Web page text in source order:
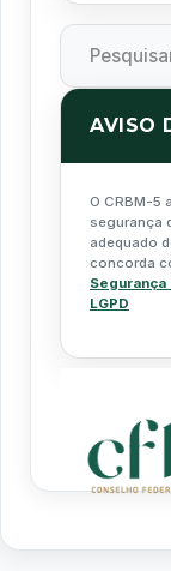
AVISO
O CRBM-5
segurança
adequado
concorda
LGPD